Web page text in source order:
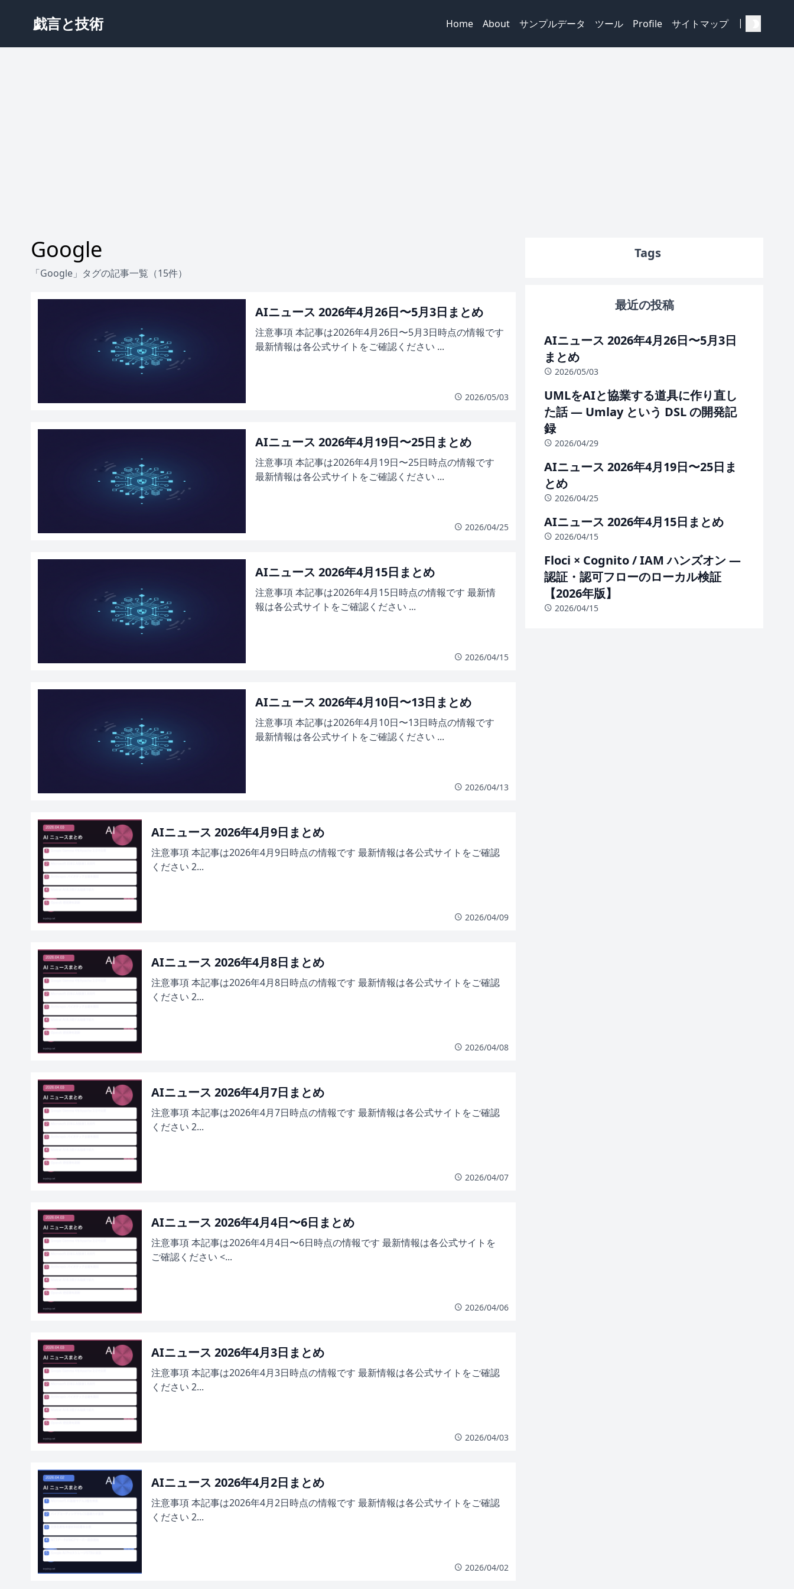
戯言と技術 Home About サンプルデータ ツール Profile サイトマップ |
Google
「Google」タグの記事一覧（15件）
AIニュース 2026年4月26日〜5月3日まとめ
注意事項 本記事は2026年4月26日〜5月3日時点の情報です
最新情報は各公式サイトをご確認ください ...
2026/05/03
AIニュース 2026年4月19日〜25日まとめ
注意事項 本記事は2026年4月19日〜25日時点の情報です
最新情報は各公式サイトをご確認ください ...
2026/04/25
AIニュース 2026年4月15日まとめ
注意事項 本記事は2026年4月15日時点の情報です 最新情
報は各公式サイトをご確認ください ...
2026/04/15
AIニュース 2026年4月10日〜13日まとめ
注意事項 本記事は2026年4月10日〜13日時点の情報です
最新情報は各公式サイトをご確認ください ...
2026/04/13
AIニュース 2026年4月9日まとめ
注意事項 本記事は2026年4月9日時点の情報です 最新情報は各公式サイトをご確認
ください 2...
2026/04/09
AIニュース 2026年4月8日まとめ
注意事項 本記事は2026年4月8日時点の情報です 最新情報は各公式サイトをご確認
ください 2...
2026/04/08
AIニュース 2026年4月7日まとめ
注意事項 本記事は2026年4月7日時点の情報です 最新情報は各公式サイトをご確認
ください 2...
2026/04/07
AIニュース 2026年4月4日〜6日まとめ
注意事項 本記事は2026年4月4日〜6日時点の情報です 最新情報は各公式サイトを
ご確認ください <...
2026/04/06
AIニュース 2026年4月3日まとめ
注意事項 本記事は2026年4月3日時点の情報です 最新情報は各公式サイトをご確認
ください 2...
2026/04/03
AIニュース 2026年4月2日まとめ
注意事項 本記事は2026年4月2日時点の情報です 最新情報は各公式サイトをご確認
ください 2...
2026/04/02
Tags
最近の投稿
AIニュース 2026年4月26日〜5月3日
まとめ
2026/05/03
UMLをAIと協業する道具に作り直し
た話 — Umlay という DSL の開発記
録
2026/04/29
AIニュース 2026年4月19日〜25日ま
とめ
2026/04/25
AIニュース 2026年4月15日まとめ
2026/04/15
Floci × Cognito / IAM ハンズオン —
認証・認可フローのローカル検証
【2026年版】
2026/04/15